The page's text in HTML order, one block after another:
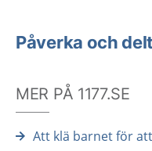
Påverka och
MER PÅ 1177.SE
Att klä barnet för